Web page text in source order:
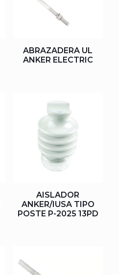
ABRAZADERA UL
ANKER ELECTRIC
AISLADOR
ANKER/IUSA TIPO
POSTE P-2025 13PD